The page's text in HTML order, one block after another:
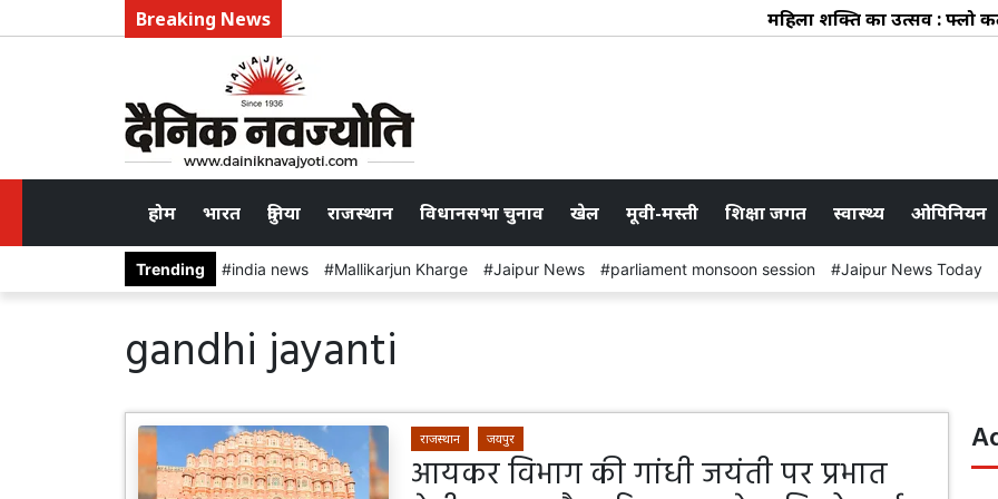
Breaking News महिला शक्ति का उत्सव : फ्लो
होम भारत दुनिया राजस्थान विधानसभा चुनाव खेल मूवी-मस्ती शिक्षा जगत स्वास्थ्य ओपिनियन
Trending india news Mallikarjun Kharge Jaipur News parliament monsoon session Jaipur News Today
gandhi jayanti
राजस्थान जयपुर
आयकर विभाग की गांधी जयंती पर प्रभात